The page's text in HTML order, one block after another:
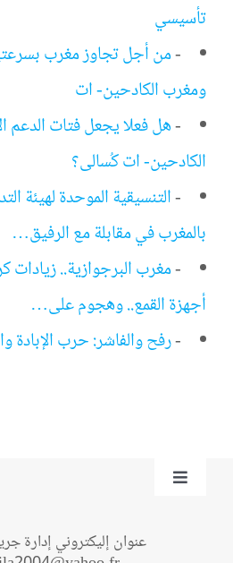
تأسيسي
-من أجل تجاوز مغرب
ومغرب الكادحين- ات
-هل فعلا يجعل فتات الدعم
الكادحين- ات كُسالى؟
-التنسيقية الموحدة لهيئة
بالمغرب في مقابلة مع الرفيق…
-مغرب البرجوازية..
أجهزة القمع.. وهجوم على…
-رفح والفاشر: حرب الإبادة
Toggle
عنوان إليكتروني إدارة